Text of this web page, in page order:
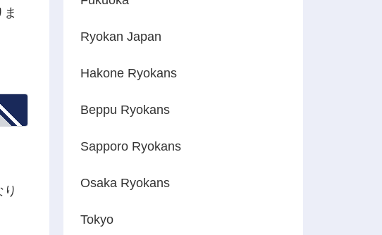
Ryokan Japan
Hakone Ryokans
Beppu Ryokans
Sapporo Ryokans
Osaka Ryokans
Tokyo